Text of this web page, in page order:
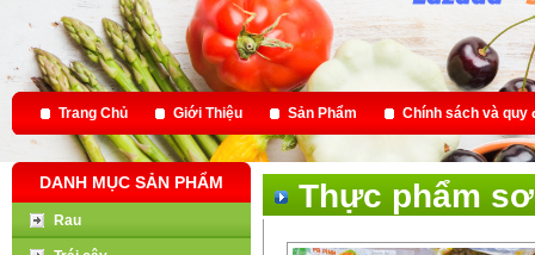
Trang Chủ Giới Thiệu Sản Phẩm Chính sách và quy
DANH MỤC SẢN PHẨM
Rau
Thực phẩm